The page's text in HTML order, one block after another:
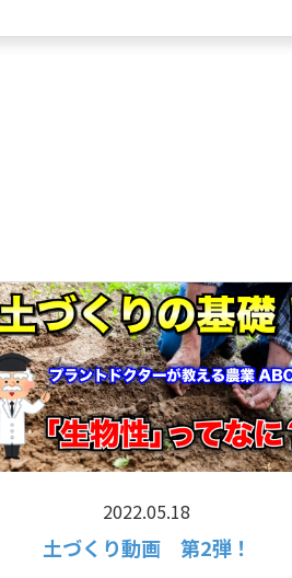
2022.05.18
土づくり動画 第2弾！